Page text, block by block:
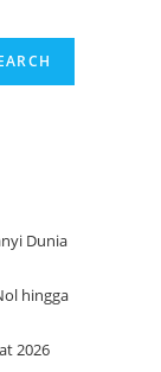
search
Dunia
hingga
2026